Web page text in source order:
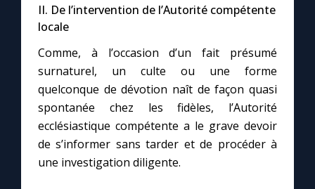
II. De l’intervention de l’Autorité compétente
locale
Comme, à l’occasion d’un fait présumé
surnaturel, un culte ou une forme
quelconque de dévotion naît de façon quasi
spontanée chez les fidèles, l’Autorité
ecclésiastique compétente a le grave devoir
de s’informer sans tarder et de procéder à
une investigation diligente.